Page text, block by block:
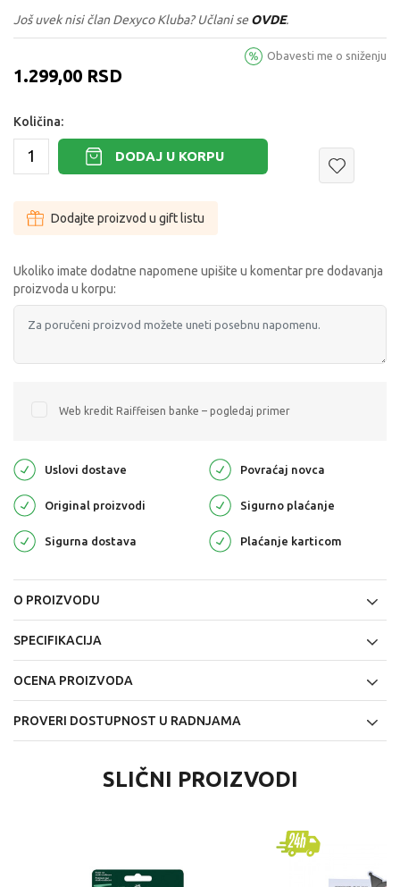
Još uvek nisi član Dexyco Kluba? Učlani seOVDE.
1.299,00 RSD
Obavesti me o sniženju
Količina:
DODAJ U KORPU
Dodajte proizvod u gift listu
Ukoliko imate dodatne napomene upišite u komentar pre dodavanja
proizvoda u korpu:
Web kredit Raiffeisen banke – pogledaj primer
Uslovi dostave Povraćaj novca
Original proizvodi Sigurno plaćanje
Sigurna dostava Plaćanje karticom
O PROIZVODU
SPECIFIKACIJA
OCENA PROIZVODA
PROVERI DOSTUPNOST U RADNJAMA
SLIČNI PROIZVODI